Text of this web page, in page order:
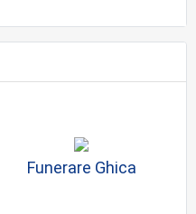
Funerare Ghica